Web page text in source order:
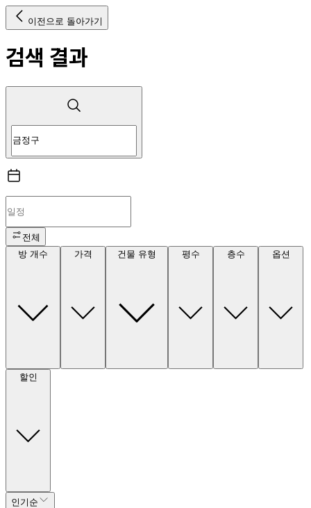
이전으로 돌아가기
검색 결과
전체
방 개수
가격 건물 유형 평수 층수 옵션
할인
인기순